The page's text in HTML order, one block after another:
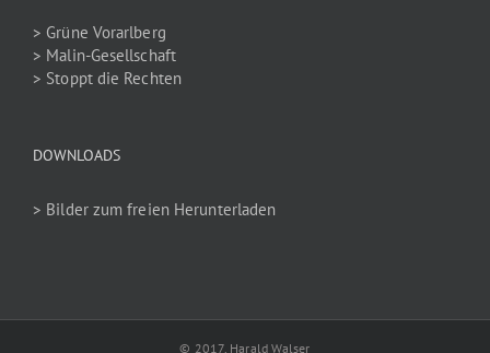
> Grüne Vorarlberg
> Malin-Gesellschaft
> Stoppt die Rechten
DOWNLOADS
> Bilder zum freien Herunterladen
© 2017, Harald Walser